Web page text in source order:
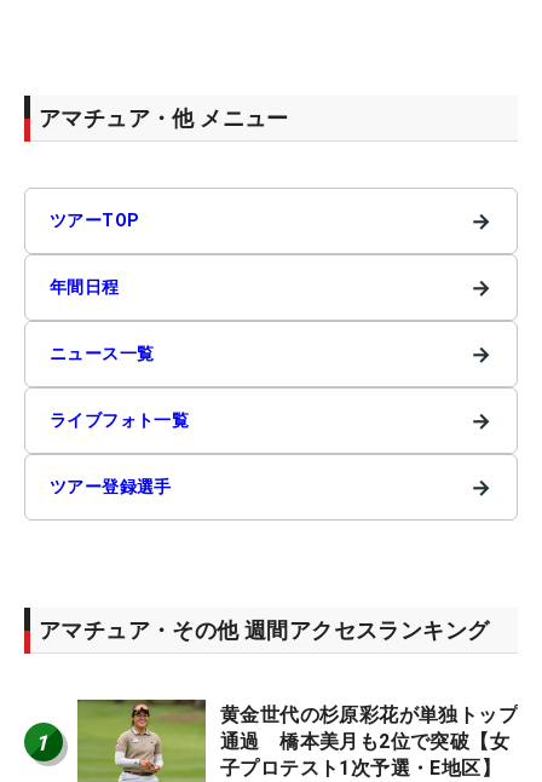
アマチュア・他 メニュー
ツアーTOP →
年間日程 →
ニュース一覧 →
ライブフォト一覧 →
ツアー登録選手 →
アマチュア・その他 週間アクセスランキング
1
黄金世代の杉原彩花が単独トップ
通過 橋本美月も2位で突破【女
子プロテスト1次予選・E地区】